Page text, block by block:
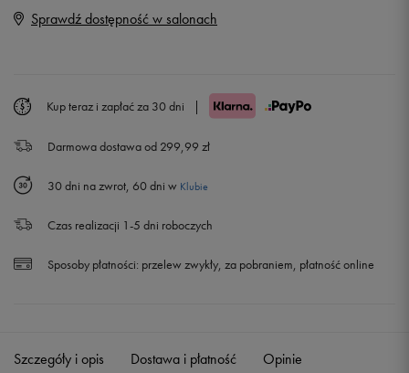
ONE SIZE
Sprawdź dostępność w salonach
Kup teraz i zapłać za 30 dni |
Darmowa dostawa od 299,99 zł
30 dni na zwrot, 60 dni w Klubie
Czas realizacji 1-5 dni roboczych
Sposoby płatności: przelew zwykły, za pobraniem, płatność online
Szczegóły i opis Dostawa i płatność Opinie